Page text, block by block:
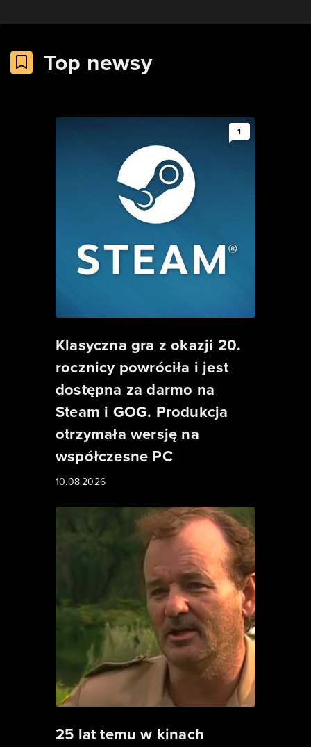
Top newsy
1
Klasyczna gra z okazji 20.
rocznicy powróciła i jest
dostępna za darmo na
Steam i GOG. Produkcja
otrzymała wersję na
współczesne PC
10.08.2026
25 lat temu w kinach